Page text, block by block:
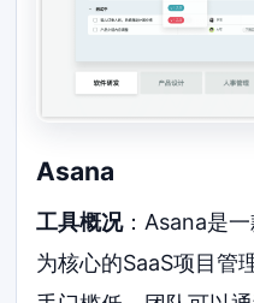
Asana
工具概况：Asana是
为核心的SaaS项目管